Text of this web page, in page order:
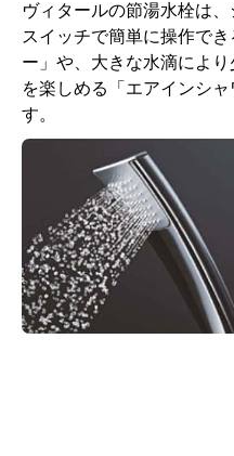
ヴィタールの節湯水栓は
スイッチで簡単に操作で
ー」や、大きな水滴によ
を楽しめる「エアインシ
す。